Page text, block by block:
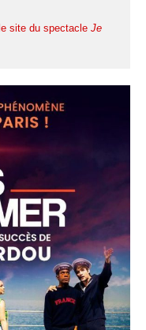
le site du spectacle Je